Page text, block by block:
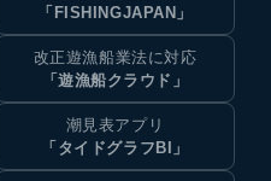
「FISHINGJAPAN」
改正遊漁船業法に対応
「遊漁船クラウド」
潮見表アプリ
「タイドグラフBI」